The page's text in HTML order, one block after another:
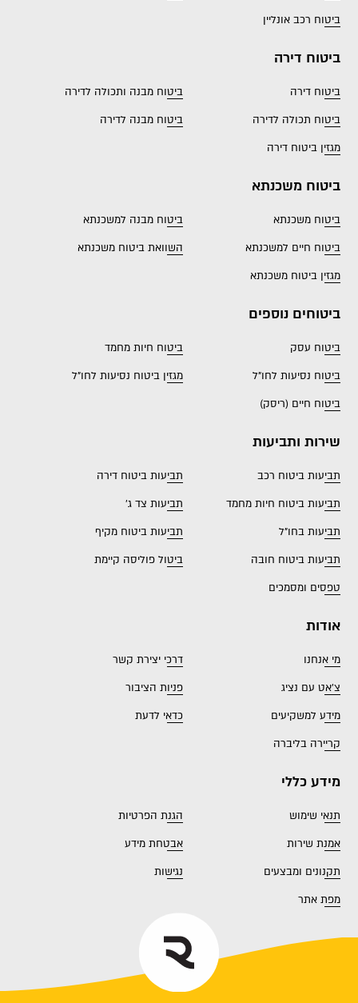
ביטוח רכב אונליין
ביטוח דירה
ביטוח דירה
ביטוח מבנה ותכולה לדירה
ביטוח תכולה לדירה
ביטוח מבנה לדירה
מגזין ביטוח דירה
ביטוח משכנתא
ביטוח משכנתא
ביטוח מבנה למשכנתא
ביטוח חיים למשכנתא
השוואת ביטוח משכנתא
מגזין ביטוח משכנתא
ביטוחים נוספים
ביטוח עסק
ביטוח חיות מחמד
ביטוח נסיעות לחו"ל
מגזין ביטוח נסיעות לחו"ל
ביטוח חיים (ריסק)
שירות ותביעות
תביעות ביטוח רכב
תביעות ביטוח דירה
תביעות ביטוח חיות מחמד
תביעות צד ג'
תביעות בחו"ל
תביעות ביטוח מקיף
תביעות ביטוח חובה
ביטול פוליסה קיימת
טפסים ומסמכים
אודות
מי אנחנו
דרכי יצירת קשר
צ'אט עם נציג
פניות הציבור
מידע למשקיעים
כדאי לדעת
קריירה בליברה
מידע כללי
תנאי שימוש
הגנת הפרטיות
אמנת שירות
אבטחת מידע
תקנונים ומבצעים
נגישות
מפת אתר